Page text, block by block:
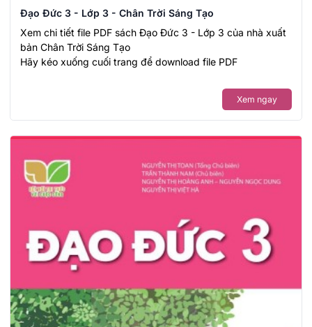
Đạo Đức 3 - Lớp 3 - Chân Trời Sáng Tạo
Xem chi tiết file PDF sách Đạo Đức 3 - Lớp 3 của nhà xuất
bản Chân Trời Sáng Tạo
Hãy kéo xuống cuối trang để download file PDF
Xem ngay